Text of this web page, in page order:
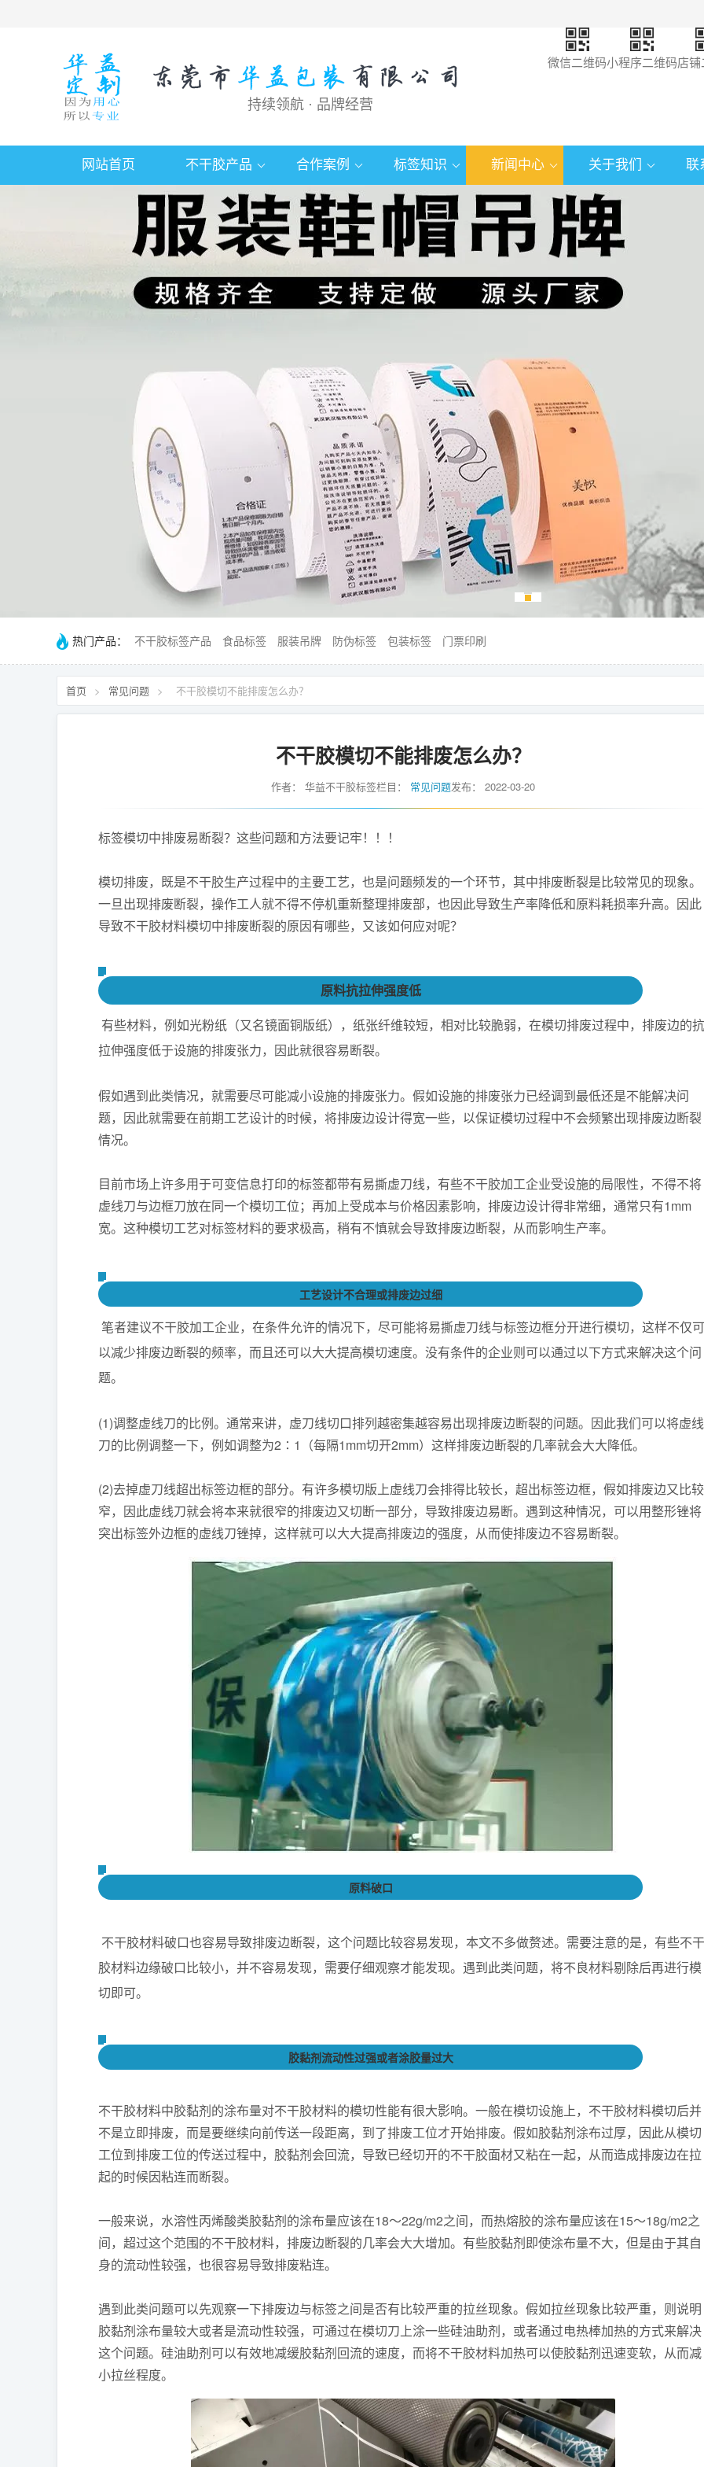
持续领航 · 品牌经营
微信二维码小程序二维码店铺
网站首页 不干胶产品 合作案例 标签知识 新闻中心 关于我们 联
热门产品： 不干胶标签产品 食品标签 服装吊牌 防伪标签 包装标签 门票印刷
首页 > 常见问题 > 不干胶模切不能排废怎么办？
不干胶模切不能排废怎么办？
作者： 华益不干胶标签栏目： 常见问题发布： 2022-03-20
标签模切中排废易断裂？这些问题和方法要记牢！！！
模切排废，既是不干胶生产过程中的主要工艺，也是问题频发的一个环节，其中排废断裂是比较常见的现象。
一旦出现排废断裂，操作工人就不得不停机重新整理排废部，也因此导致生产率降低和原料耗损率升高。因此
导致不干胶材料模切中排废断裂的原因有哪些，又该如何应对呢？
原料抗拉伸强度低
有些材料，例如光粉纸（又名镜面铜版纸），纸张纤维较短，相对比较脆弱，在模切排废过程中，排废边的抗
拉伸强度低于设施的排废张力，因此就很容易断裂。
假如遇到此类情况，就需要尽可能减小设施的排废张力。假如设施的排废张力已经调到最低还是不能解决问
题，因此就需要在前期工艺设计的时候，将排废边设计得宽一些，以保证模切过程中不会频繁出现排废边断裂
情况。
目前市场上许多用于可变信息打印的标签都带有易撕虚刀线，有些不干胶加工企业受设施的局限性，不得不将
虚线刀与边框刀放在同一个模切工位；再加上受成本与价格因素影响，排废边设计得非常细，通常只有1mm
宽。这种模切工艺对标签材料的要求极高，稍有不慎就会导致排废边断裂，从而影响生产率。
工艺设计不合理或排废边过细
笔者建议不干胶加工企业，在条件允许的情况下，尽可能将易撕虚刀线与标签边框分开进行模切，这样不仅可
以减少排废边断裂的频率，而且还可以大大提高模切速度。没有条件的企业则可以通过以下方式来解决这个问
题。
(1)调整虚线刀的比例。通常来讲，虚刀线切口排列越密集越容易出现排废边断裂的问题。因此我们可以将虚线
刀的比例调整一下，例如调整为2∶1（每隔1mm切开2mm）这样排废边断裂的几率就会大大降低。
(2)去掉虚刀线超出标签边框的部分。有许多模切版上虚线刀会排得比较长，超出标签边框，假如排废边又比较
窄，因此虚线刀就会将本来就很窄的排废边又切断一部分，导致排废边易断。遇到这种情况，可以用整形锉将
突出标签外边框的虚线刀锉掉，这样就可以大大提高排废边的强度，从而使排废边不容易断裂。
原料破口
不干胶材料破口也容易导致排废边断裂，这个问题比较容易发现，本文不多做赘述。需要注意的是，有些不干
胶材料边缘破口比较小，并不容易发现，需要仔细观察才能发现。遇到此类问题，将不良材料剔除后再进行模
切即可。
胶黏剂流动性过强或者涂胶量过大
不干胶材料中胶黏剂的涂布量对不干胶材料的模切性能有很大影响。一般在模切设施上，不干胶材料模切后并
不是立即排废，而是要继续向前传送一段距离，到了排废工位才开始排废。假如胶黏剂涂布过厚，因此从模切
工位到排废工位的传送过程中，胶黏剂会回流，导致已经切开的不干胶面材又粘在一起，从而造成排废边在拉
起的时候因粘连而断裂。
一般来说，水溶性丙烯酸类胶黏剂的涂布量应该在18～22g/m2之间，而热熔胶的涂布量应该在15～18g/m2之
间，超过这个范围的不干胶材料，排废边断裂的几率会大大增加。有些胶黏剂即使涂布量不大，但是由于其自
身的流动性较强，也很容易导致排废粘连。
遇到此类问题可以先观察一下排废边与标签之间是否有比较严重的拉丝现象。假如拉丝现象比较严重，则说明
胶黏剂涂布量较大或者是流动性较强，可通过在模切刀上涂一些硅油助剂，或者通过电热棒加热的方式来解决
这个问题。硅油助剂可以有效地减缓胶黏剂回流的速度，而将不干胶材料加热可以使胶黏剂迅速变软，从而减
小拉丝程度。